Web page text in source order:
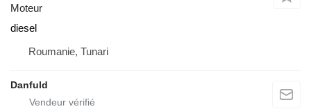
Moteur
diesel
Roumanie, Tunari
Danfuld